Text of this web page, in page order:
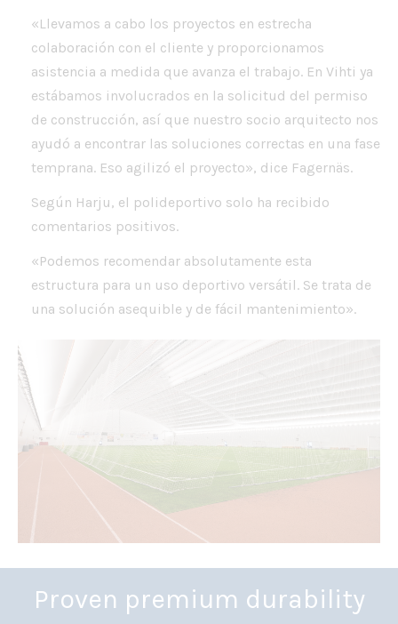
«Llevamos a cabo los proyectos en estrecha
colaboración con el cliente y proporcionamos
asistencia a medida que avanza el trabajo. En Vihti ya
estábamos involucrados en la solicitud del permiso
de construcción, así que nuestro socio arquitecto nos
ayudó a encontrar las soluciones correctas en una fase
temprana. Eso agilizó el proyecto», dice Fagernäs.
Según Harju, el polideportivo solo ha recibido
comentarios positivos.
«Podemos recomendar absolutamente esta
estructura para un uso deportivo versátil. Se trata de
una solución asequible y de fácil mantenimiento».
Proven premium durability